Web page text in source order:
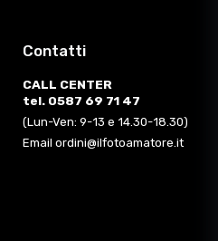
Contatti
CALL CENTER
tel. 0587 69 71 47
(Lun-Ven: 9-13 e 14.30-18.30)
Email ordini@ilfotoamatore.it